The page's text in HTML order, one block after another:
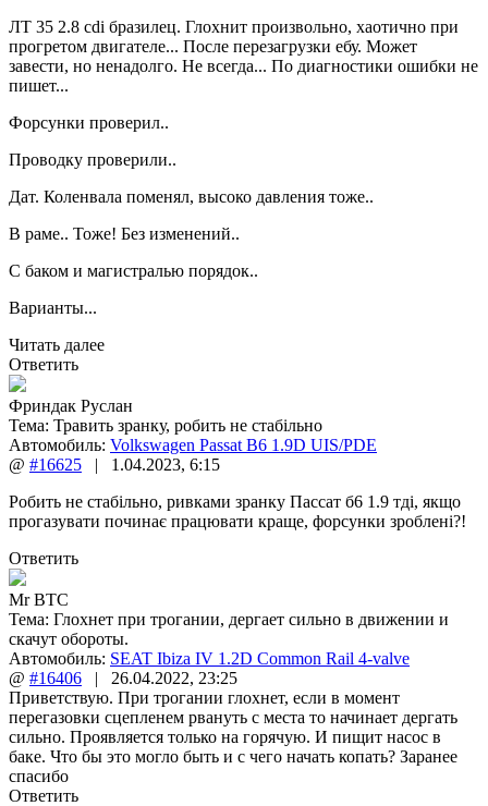
ЛТ 35 2.8 cdi бразилец. Глохнит произвольно, хаотично при
прогретом двигателе... После перезагрузки ебу. Может
завести, но ненадолго. Не всегда... По диагностики ошибки не
пишет...
Форсунки проверил..
Проводку проверили..
Дат. Коленвала поменял, высоко давления тоже..
В раме.. Тоже! Без изменений..
С баком и магистралью порядок..
Варианты...
Читать далее
Ответить
Фриндак Руслан
Тема: Травить зранку, робить не стабільно
Автомобиль: Volkswagen Passat B6 1.9D UIS/PDE
@ #16625 | 1.04.2023, 6:15
Робить не стабільно, ривками зранку Пассат б6 1.9 тді, якщо
прогазувати починає працювати краще, форсунки зроблені?!
Ответить
Mr BTC
Тема: Глохнет при трогании, дергает сильно в движении и
скачут обороты.
Автомобиль: SEAT Ibiza IV 1.2D Common Rail 4-valve
@ #16406 | 26.04.2022, 23:25
Приветствую. При трогании глохнет, если в момент
перегазовки сцепленем рвануть с места то начинает дергать
сильно. Проявляется только на горячую. И пищит насос в
баке. Что бы это могло быть и с чего начать копать? Заранее
спасибо
Ответить